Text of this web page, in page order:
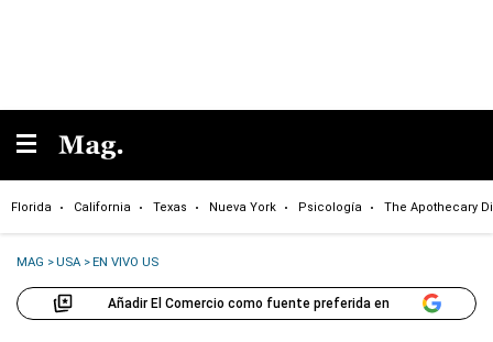
Florida California Texas Nueva York Psicología The Apothecary
MAG >USA >EN VIVO US
Añadir El Comercio como fuente preferida en